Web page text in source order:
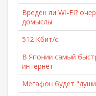
Вреден ли WI-FI?
домыслы
512 Кбит/с
В Японии самый
интернет
Мегафон будет